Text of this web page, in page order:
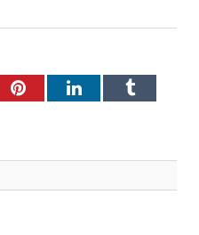
PinterestLinkedInTumblr